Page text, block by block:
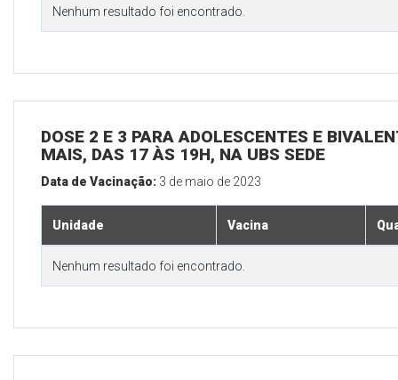
Nenhum resultado foi encontrado.
DOSE 2 E 3 PARA ADOLESCENTES E
MAIS, DAS 17 ÀS 19H, NA UBS SEDE
Data de Vacinação: 3 de maio de 2023
Unidade Vacina
Nenhum resultado foi encontrado.